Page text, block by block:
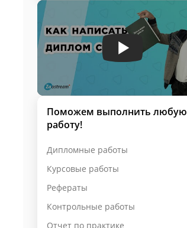
Поможем выполнить любую
работу!
Дипломные работы
Курсовые работы
Рефераты
Контрольные работы
Отчет по практике